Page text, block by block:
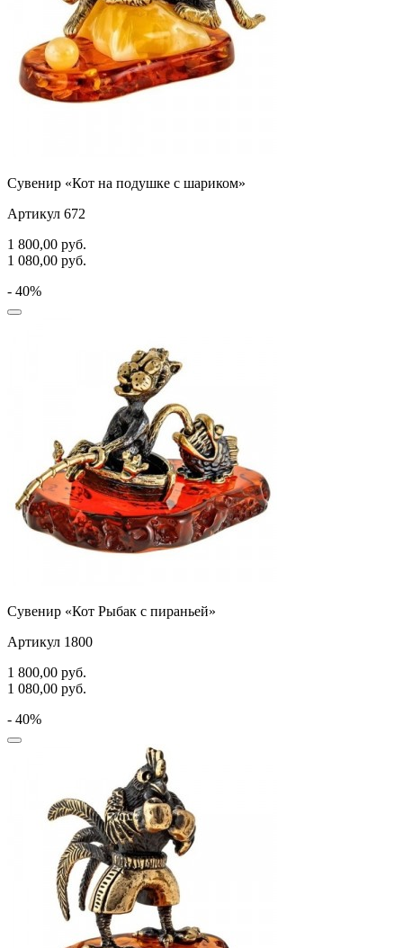
Сувенир «Кот на подушке с шариком»
Артикул 672
1 800,00 руб.
1 080,00 руб.
- 40%
Сувенир «Кот Рыбак с пираньей»
Артикул 1800
1 800,00 руб.
1 080,00 руб.
- 40%